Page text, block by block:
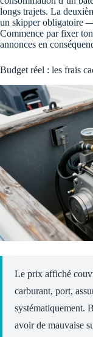
longs trajets. La
un skipper obligatoire
Commence par fixer
annonces en
Budget réel : les frais
Le prix affiché
carburant, port,
systématiquement.
avoir de mauvaise